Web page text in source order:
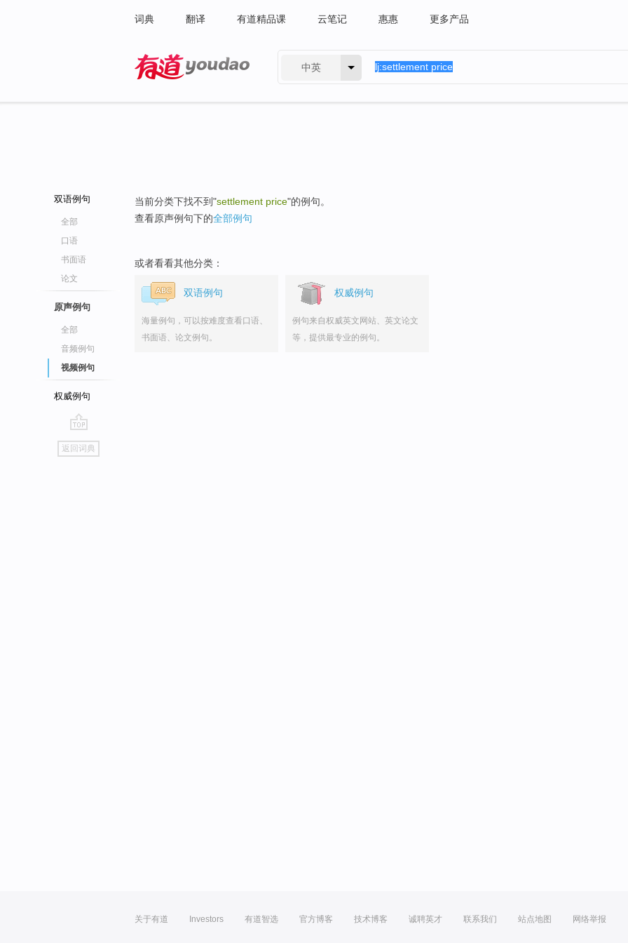
词典 翻译 有道精品课 云笔记 惠惠 更多产品
中英
双语例句
全部
口语
书面语
论文
原声例句
全部
音频例句
视频例句
权威例句
go
top
返回词典
当前分类下找不到"settlement price"的例句。
查看原声例句下的全部例句
或者看看其他分类：
双语例句
海量例句，可以按难度查看口语、
书面语、论文例句。
权威例句
例句来自权威英文网站、英文论文
等，提供最专业的例句。
关于有道 Investors 有道智选 官方博客 技术博客 诚聘英才 联系我们 站点地图 网络举报